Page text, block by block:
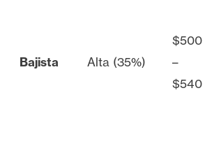
Bajista Alta (35%)
$500
–
$540